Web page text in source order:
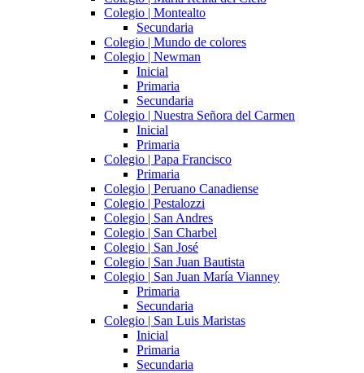
Colegio | Montealto
Secundaria
Colegio | Mundo de colores
Colegio | Newman
Inicial
Primaria
Secundaria
Colegio | Nuestra Señora del Carmen
Inicial
Primaria
Colegio | Papa Francisco
Primaria
Colegio | Peruano Canadiense
Colegio | Pestalozzi
Colegio | San Andres
Colegio | San Charbel
Colegio | San José
Colegio | San Juan Bautista
Colegio | San Juan María Vianney
Primaria
Secundaria
Colegio | San Luis Maristas
Inicial
Primaria
Secundaria